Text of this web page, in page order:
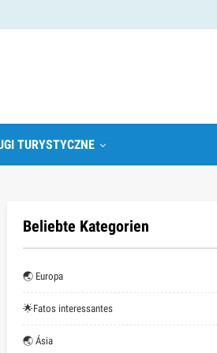
TURYSTYCZNE
Beliebte Kategorien
🌏 Europa
🌟Fatos interessantes
🌏 Ásia